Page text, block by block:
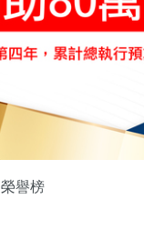
榮譽榜